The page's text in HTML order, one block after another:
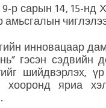
р сарын 14, 15-нд
амьсгалын
инновацаар
гэсэн сэдвийн
шийдвэрлэх,
хооронд яриа